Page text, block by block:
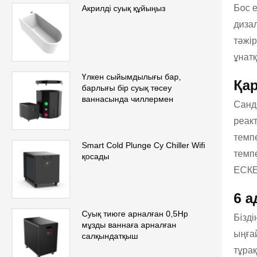
Акрилді суық құйыңыз
Үлкен сыйымдылығы бар,
барлығы бір суық төсеу
ваннасында чиллермен
Smart Cold Plunge Су Chiller Wifi
қосады
Суық тиюге арналған 0,5Hp
мұзды ваннаға арналған
салқындатқыш
Бос
6